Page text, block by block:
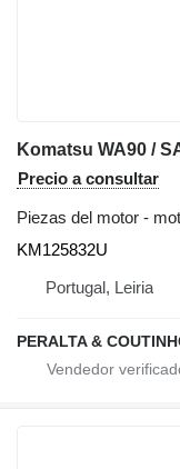
Precio a consultar
Piezas del motor -
KM125832U
Portugal, Leiria
PERALTA &